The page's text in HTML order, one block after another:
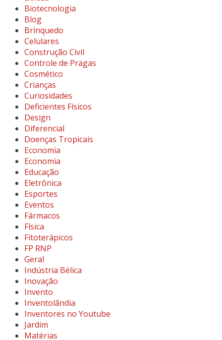
Biotecnologia
Blog
Brinquedo
Celulares
Construção Civil
Controle de Pragas
Cosmético
Crianças
Curiosidades
Deficientes Físicos
Design
Diferencial
Doenças Tropicais
Economia
Economia
Educação
Eletrônica
Esportes
Eventos
Fármacos
Física
Fitoterápicos
FP RNP
Geral
Indústria Bélica
Inovação
Invento
Inventolândia
Inventores no Youtube
Jardim
Matérias